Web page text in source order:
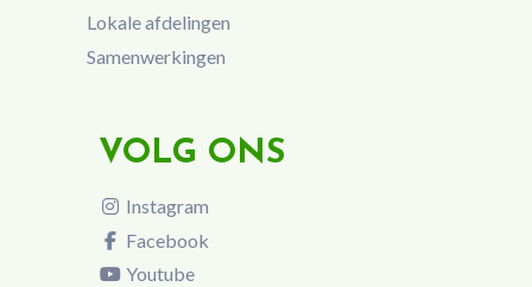
Lokale afdelingen
Samenwerkingen
VOLG ONS
Instagram
Facebook
Youtube